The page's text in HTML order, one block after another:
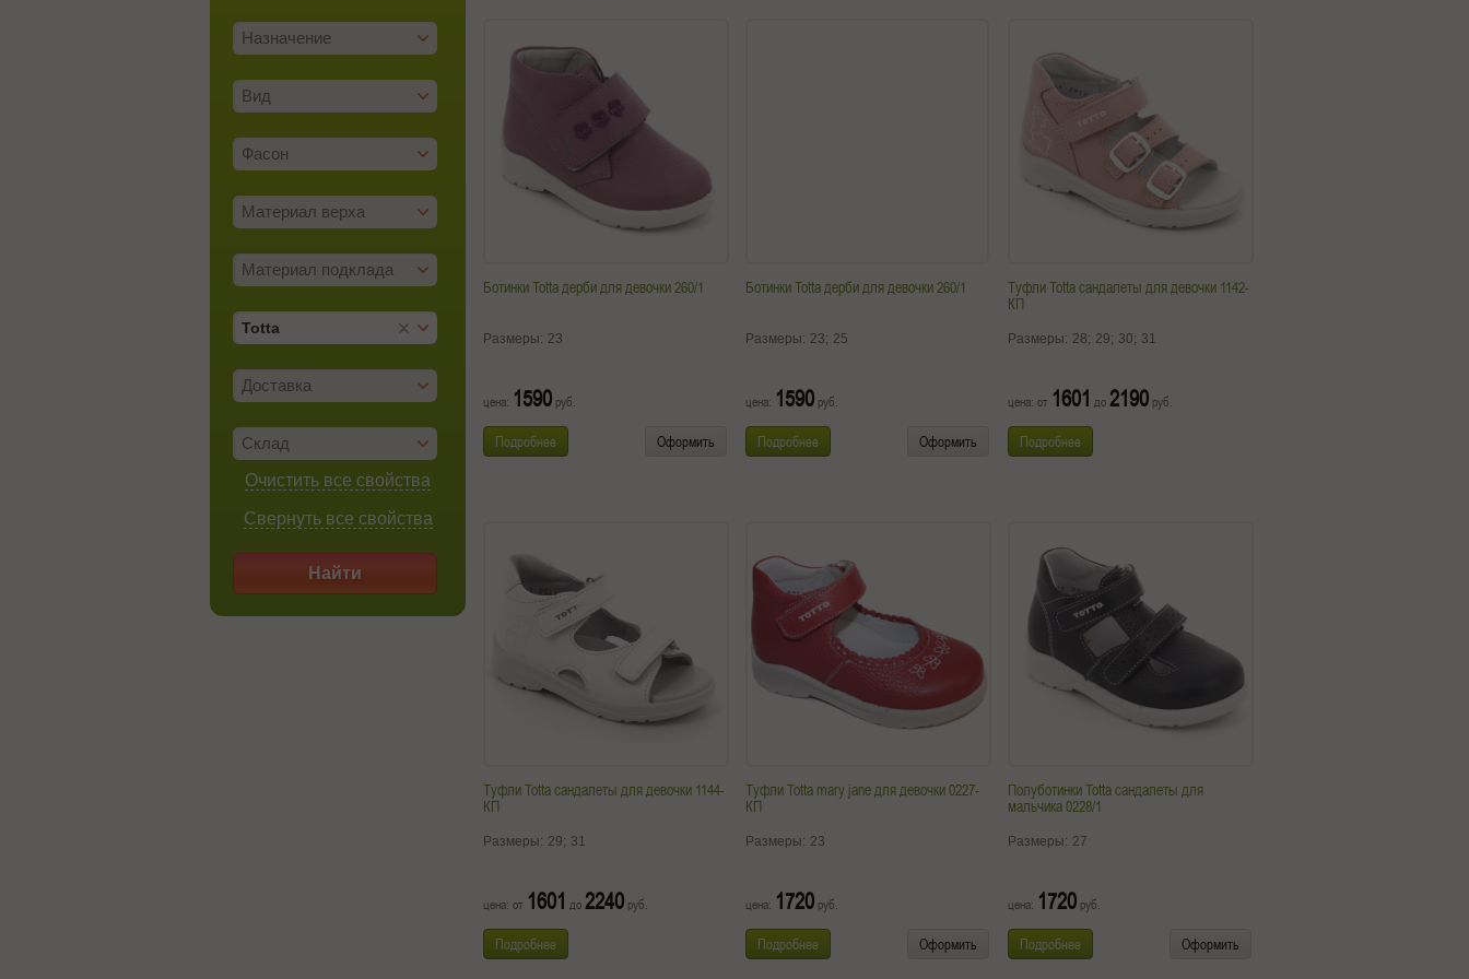
Назначение
Вид
Фасон
Материал верха
Материал подклада
Totta
Доставка
Склад
Очистить все свойства
Свернуть все свойства
Найти
Ботинки Totta дерби для девочки 260/1
Размеры: 23
цена: 1590 руб.
Подробнее Оформить
Ботинки Totta дерби для девочки 260/1
Размеры: 23; 25
цена: 1590 руб.
Подробнее Оформить
Туфли Totta сандалеты для девочки 1142-
КП
Размеры: 28; 29; 30; 31
цена: от 1601 до2190 руб.
Подробнее
Туфли Totta сандалеты для девочки 1144-
КП
Размеры: 29; 31
цена: от 1601 до2240 руб.
Подробнее
Туфли Totta mary jane для девочки 0227-
КП
Размеры: 23
цена: 1720 руб.
Подробнее Оформить
Полуботинки Totta сандалеты для
мальчика 0228/1
Размеры: 27
цена: 1720 руб.
Подробнее Оформить